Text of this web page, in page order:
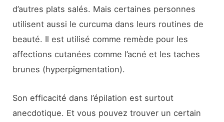
d’autres plats salés. Mais certaines personnes
utilisent aussi le curcuma dans leurs routines de
beauté. Il est utilisé comme remède pour les
affections cutanées comme l’acné et les taches
brunes (hyperpigmentation).
Son efficacité dans l’épilation est surtout
anecdotique. Et vous pouvez trouver un certain